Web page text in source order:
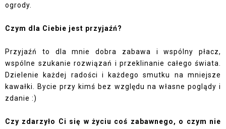
ogrody.
Czym dla Ciebie jest przyjaźń?
Przyjaźń to dla mnie dobra zabawa i wspólny płacz,
wspólne szukanie rozwiązań i przeklinanie całego świata.
Dzielenie każdej radości i każdego smutku na mniejsze
kawałki. Bycie przy kimś bez względu na własne poglądy i
zdanie :)
Czy zdarzyło Ci się w życiu coś zabawnego, o czym nie